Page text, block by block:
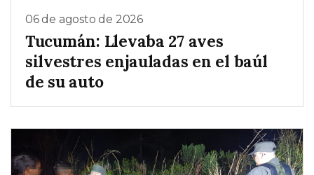
06 de agosto de 2026
Tucumán: Llevaba 27 aves
silvestres enjauladas en el baúl
de su auto